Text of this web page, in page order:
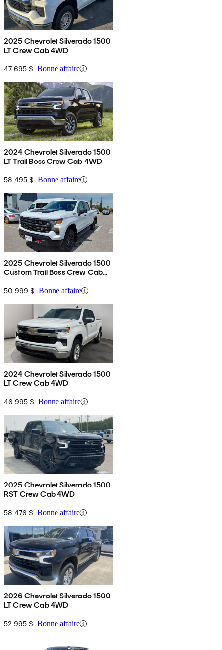
2025 Chevrolet Silverado 1500
LT Crew Cab 4WD
47 695 $ Bonne affaire
2024 Chevrolet Silverado 1500
LT Trail Boss Crew Cab 4WD
58 495 $ Bonne affaire
2025 Chevrolet Silverado 1500
Custom Trail Boss Crew Cab
50 999 $ Bonne affaire
2024 Chevrolet Silverado 1500
LT Crew Cab 4WD
46 995 $ Bonne affaire
2025 Chevrolet Silverado 1500
RST Crew Cab 4WD
58 476 $ Bonne affaire
2026 Chevrolet Silverado 1500
LT Crew Cab 4WD
52 995 $ Bonne affaire